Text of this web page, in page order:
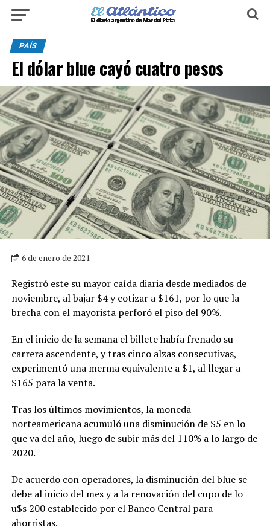
PAÍS
El dólar blue cayó cuatro pesos
6 de enero de 2021
Registró este su mayor caída diaria desde mediados de
noviembre, al bajar $4 y cotizar a $161, por lo que la
brecha con el mayorista perforó el piso del 90%.
En el inicio de la semana el billete había frenado su
carrera ascendente, y tras cinco alzas consecutivas,
experimentó una merma equivalente a $1, al llegar a
$165 para la venta.
Tras los últimos movimientos, la moneda
norteamericana acumuló una disminución de $5 en lo
que va del año, luego de subir más del 110% a lo largo de
2020.
De acuerdo con operadores, la disminución del blue se
debe al inicio del mes y a la renovación del cupo de lo
u$s 200 establecido por el Banco Central para
ahorristas.